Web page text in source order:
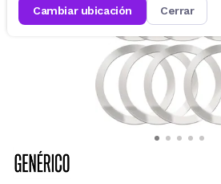
cambiar ubicación cerrar